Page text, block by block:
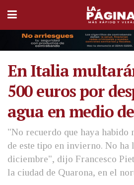
En Italia
500 euros por
agua en medio
"No recuerdo que haya habido
de este tipo en invierno. No ha
diciembre", dijo Francesco
la ciudad de Quarona, en el